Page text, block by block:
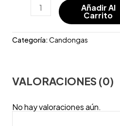
Añadir Al
Carrito
Categoría:Candongas
VALORACIONES (0)
No hay valoraciones aún.